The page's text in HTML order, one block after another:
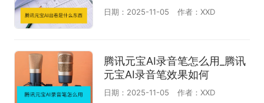
日期：2025-11-05 作者：XXD
腾讯元宝AI录音笔怎么用_腾讯
元宝AI录音笔效果如何
日期：2025-11-05 作者：XXD